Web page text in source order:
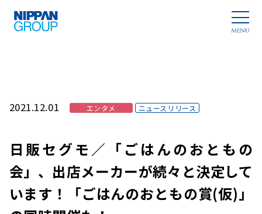
2021.12.01 エンタメ ニュースリリース
日販セグモ／「ごはんのおともの
会」、出店メーカーが続々と決定して
います！「ごはんのおともの賞(仮)」